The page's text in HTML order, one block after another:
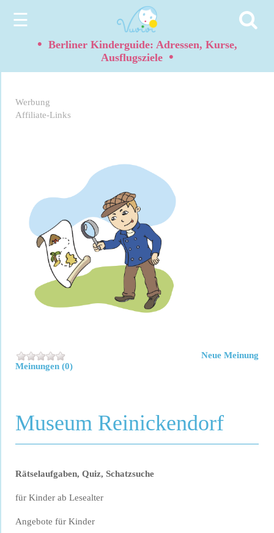
☰
• Berliner Kinderguide: Adressen, Kurse,
Ausflugsziele •
Werbung
Affiliate-Links
Meinungen (0)
Neue Meinung
Museum Reinickendorf
Rätselaufgaben, Quiz, Schatzsuche
für Kinder ab Lesealter
Angebote für Kinder